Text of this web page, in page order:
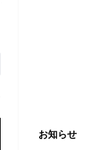
お知らせ